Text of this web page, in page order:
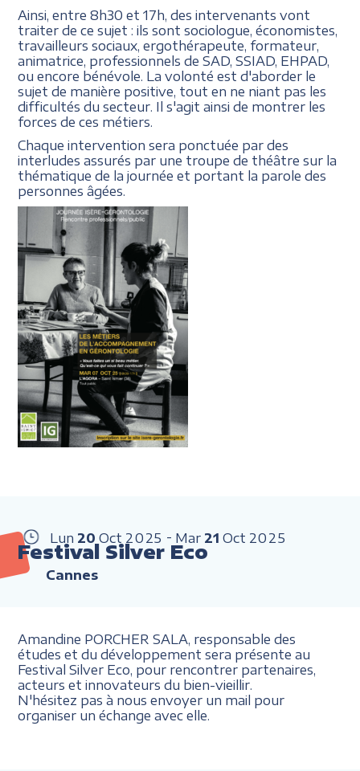
Ainsi, entre 8h30 et 17h, des intervenants vont
traiter de ce sujet : ils sont sociologue, économistes,
travailleurs sociaux, ergothérapeute, formateur,
animatrice, professionnels de SAD, SSIAD, EHPAD,
ou encore bénévole. La volonté est d'aborder le
sujet de manière positive, tout en ne niant pas les
difficultés du secteur. Il s'agit ainsi de montrer les
forces de ces métiers.
Chaque intervention sera ponctuée par des
interludes assurés par une troupe de théâtre sur la
thématique de la journée et portant la parole des
personnes âgées.
Lun 20 Oct 2025 Mar 21 Oct 2025
Festival Silver Eco
Cannes
Amandine PORCHER SALA, responsable des
études et du développement sera présente au
Festival Silver Eco, pour rencontrer partenaires,
acteurs et innovateurs du bien-vieillir.
N'hésitez pas à nous envoyer un mail pour
organiser un échange avec elle.